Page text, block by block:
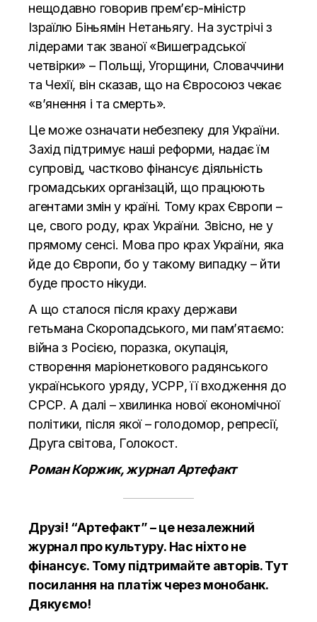
нещодавно говорив прем’єр-міністр
Ізраїлю Біньямін Нетаньягу. На зустрічі з
лідерами так званої «Вишеградської
четвірки» – Польщі, Угорщини, Словаччини
та Чехії, він сказав, що на Євросоюз чекає
«в’янення і та смерть».
Це може означати небезпеку для України.
Захід підтримує наші реформи, надає їм
супровід, частково фінансує діяльність
громадських організацій, що працюють
агентами змін у країні. Тому крах Європи –
це, свого роду, крах України. Звісно, не у
прямому сенсі. Мова про крах України, яка
йде до Європи, бо у такому випадку – йти
буде просто нікуди.
А що сталося після краху держави
гетьмана Скоропадського, ми пам’ятаємо:
війна з Росією, поразка, окупація,
створення маріонеткового радянського
українського уряду, УСРР, її входження до
СРСР. А далі – хвилинка нової економічної
політики, після якої – голодомор, репресії,
Друга світова, Голокост.
Роман Коржик, журнал Артефакт
Друзі! “Артефакт” – це незалежний
журнал про культуру. Нас ніхто не
фінансує. Тому підтримайте авторів.Тут
посилання на платіж через монобанк.
Дякуємо!